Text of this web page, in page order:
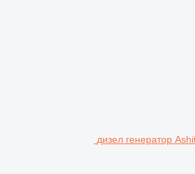
дизел генератор